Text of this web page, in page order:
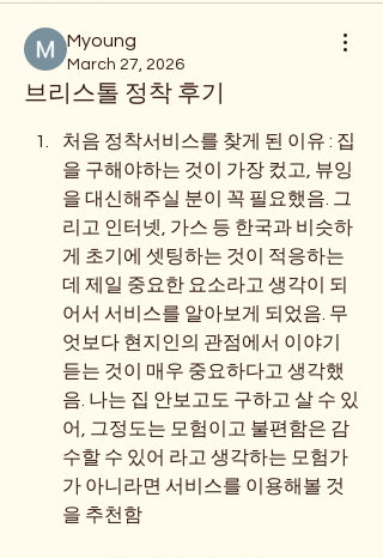
Myoung
March 27, 2026
브리스톨 정착 후기
처음 정착서비스를 찾게 된 이유 : 집
을 구해야하는 것이 가장 컸고, 뷰잉
을 대신해주실 분이 꼭 필요했음. 그
리고 인터넷, 가스 등 한국과 비슷하
게 초기에 셋팅하는 것이 적응하는
데 제일 중요한 요소라고 생각이 되
어서 서비스를 알아보게 되었음. 무
엇보다 현지인의 관점에서 이야기
듣는 것이 매우 중요하다고 생각했
음. 나는 집 안보고도 구하고 살 수 있
어, 그정도는 모험이고 불편함은 감
수할 수 있어 라고 생각하는 모험가
가 아니라면 서비스를 이용해볼 것
을 추천함